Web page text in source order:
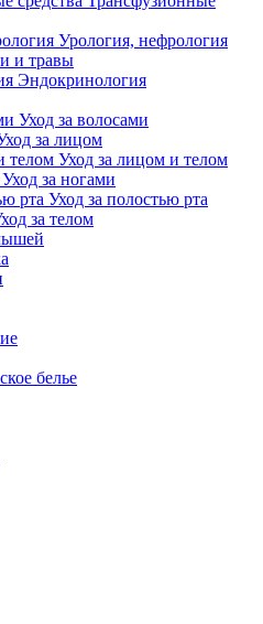
Урология, нефрология
и травы
Эндокринология
Уход за волосами
за лицом
Уход за лицом и телом
Уход за ногами
Уход за полостью рта
за телом
белье